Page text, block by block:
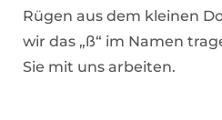
Rügen aus dem kleinen
wir das „ß“ im Namen
Sie mit uns arbeiten.